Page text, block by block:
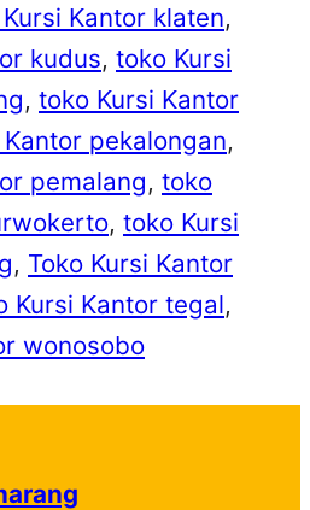
Kantor klaten
kudus, toko Kursi
, toko Kursi Kantor
pekalongan
pemalang, toko
, toko Kursi
, Toko Kursi Kantor
Kursi Kantor tegal
wonosobo